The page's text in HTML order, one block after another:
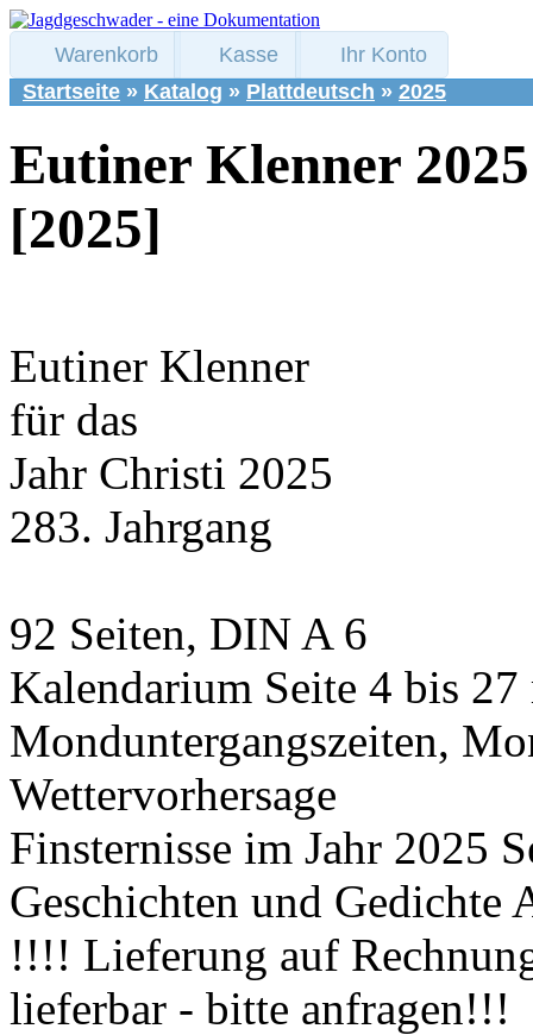
Warenkorb Kasse
Ihr Konto
Startseite » Katalog » Plattdeutsch » 2025
Eutiner Klenner 2025
[2025]
Eutiner Klenner
für das
Jahr Christi 2025
283. Jahrgang
92 Seiten, DIN A 6
Kalendarium Seite 4 bis
Monduntergangszeiten,
Wettervorhersage
Finsternisse im Jahr 2025
Geschichten und Gedichte
!!!! Lieferung auf
lieferbar - bitte anfragen!!!